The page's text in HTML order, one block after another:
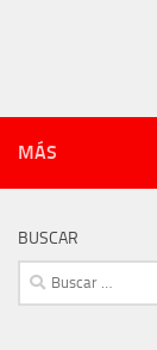
MÁS
BUSCAR
Buscar: